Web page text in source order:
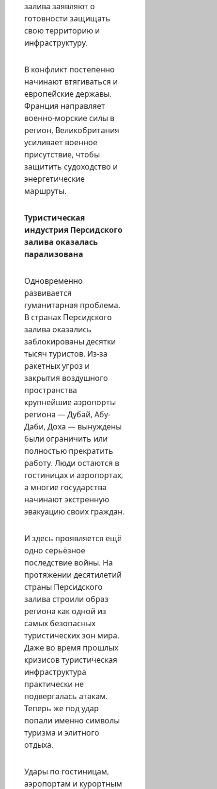
залива заявляют о
готовности защищать
свою территорию и
инфраструктуру.
В конфликт постепенно
начинают втягиваться и
европейские державы.
Франция направляет
военно-морские силы в
регион, Великобритания
усиливает военное
присутствие, чтобы
защитить судоходство и
энергетические
маршруты.
Туристическая
индустрия Персидского
залива оказалась
парализована
Одновременно
развивается
гуманитарная проблема.
В странах Персидского
залива оказались
заблокированы десятки
тысяч туристов. Из-за
ракетных угроз и
закрытия воздушного
пространства
крупнейшие аэропорты
региона — Дубай, Абу-
Даби, Доха — вынуждены
были ограничить или
полностью прекратить
работу. Люди остаются в
гостиницах и аэропортах,
а многие государства
начинают экстренную
эвакуацию своих граждан.
И здесь проявляется ещё
одно серьёзное
последствие войны. На
протяжении десятилетий
страны Персидского
залива строили образ
региона как одной из
самых безопасных
туристических зон мира.
Даже во время прошлых
кризисов туристическая
инфраструктура
практически не
подвергалась атакам.
Теперь же под удар
попали именно символы
туризма и элитного
отдыха.
Удары по гостиницам,
аэропортам и курортным